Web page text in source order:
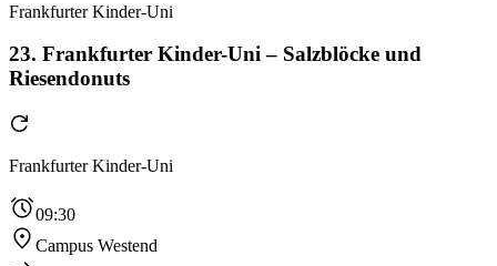
Frankfurter Kinder-Uni
23. Frankfurter Kinder-Uni – Salzblöcke und
Riesendonuts
Frankfurter Kinder-Uni
09:30
Campus Westend